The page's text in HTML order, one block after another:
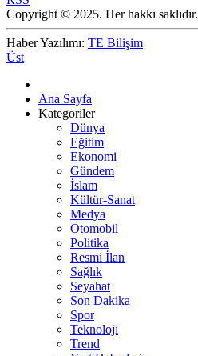
Copyright © 2025. Her hakkı saklıdır.
Haber Yazılımı: TE Bilişim
Üst
Ana Sayfa
Kategoriler
Dünya
Eğitim
Ekonomi
Gündem
İslam
Kültür-Sanat
Medya
Otomobil
Politika
Resmi İlan
Sağlık
Seyahat
Son Dakika
Spor
Teknoloji
Trend